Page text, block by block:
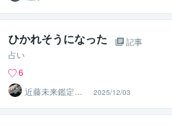
eld代表
ひかれそうになった
記事
占い
6
近藤未来鑑定
近藤 光 【移転
済】
2025/12/03